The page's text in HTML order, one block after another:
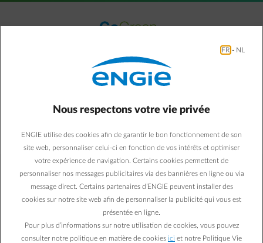
Le parc éolien de Soignies
FR - NL
Nous respectons votre vie privée
ENGIE utilise des cookies afin de garantir le bon fonctionnement de son
site web, personnaliser celui-ci en fonction de vos intérêts et optimiser
votre expérience de navigation. Certains cookies permettent de
personnaliser nos messages publicitaires via des bannières en ligne ou via
message direct. Certains partenaires d’ENGIE peuvent installer des
cookies sur notre site web afin de personnaliser la publicité qui vous est
présentée en ligne.
Pour plus d’informations sur notre utilisation de cookies, vous pouvez
consulter notre politique en matière de cookies ici et notre Politique Vie